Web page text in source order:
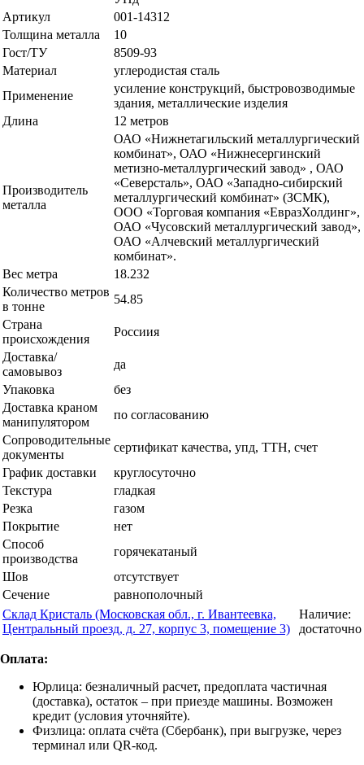
Артикул
001-14312
Толщина металла
10
Гост/ТУ
8509-93
Материал
углеродистая сталь
Применение
усиление конструкций, быстровозводимые
здания, металлические изделия
Длина
12 метров
Производитель
металла
ОАО «Нижнетагильский металлургический
комбинат», ОАО «Нижнесергинский
метизно-металлургический завод» , ОАО
«Северсталь», ОАО «Западно-сибирский
металлургический комбинат» (ЗСМК),
ООО «Торговая компания «ЕвразХолдинг»,
ОАО «Чусовский металлургический завод»,
ОАО «Алчевский металлургический
комбинат».
Вес метра
18.232
Количество метров
в тонне
54.85
Страна
происхождения
Россиия
Доставка/
самовывоз
да
Упаковка
без
Доставка краном
манипулятором
по согласованию
Сопроводительные
документы
сертификат качества, упд, ТТН, счет
График доставки
круглосуточно
Текстура
гладкая
Резка
газом
Покрытие
нет
Способ
производства
горячекатаный
Шов
отсутствует
Сечение
равнополочный
Склад Кристаль (Московская обл., г. Ивантеевка,
Центральный проезд, д. 27, корпус 3, помещение 3)
Наличие:
достаточно
Оплата:
Юрлица: безналичный расчет, предоплата частичная
(доставка), остаток – при приезде машины. Возможен
кредит (условия уточняйте).
Физлица: оплата счёта (Сбербанк), при выгрузке, через
терминал или QR-код.